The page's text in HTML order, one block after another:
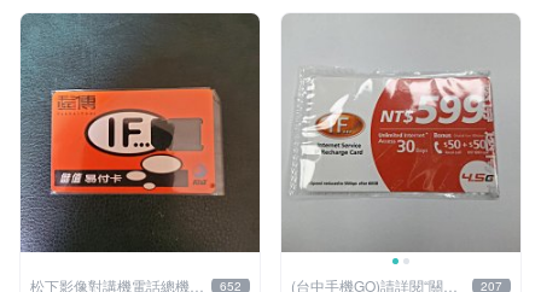
松下影像對講機電話總機專 652 (台中手機GO)請詳閱“關於 207